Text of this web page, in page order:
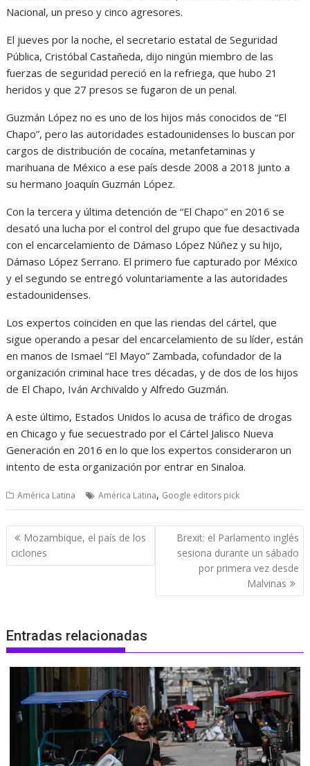
Nacional, un preso y cinco agresores.
El jueves por la noche, el secretario estatal de Seguridad
Pública, Cristóbal Castañeda, dijo ningún miembro de las
fuerzas de seguridad pereció en la refriega, que hubo 21
heridos y que 27 presos se fugaron de un penal.
Guzmán López no es uno de los hijos más conocidos de “El
Chapo”, pero las autoridades estadounidenses lo buscan por
cargos de distribución de cocaína, metanfetaminas y
marihuana de México a ese país desde 2008 a 2018 junto a
su hermano Joaquín Guzmán López.
Con la tercera y última detención de “El Chapo” en 2016 se
desató una lucha por el control del grupo que fue desactivada
con el encarcelamiento de Dámaso López Núñez y su hijo,
Dámaso López Serrano. El primero fue capturado por México
y el segundo se entregó voluntariamente a las autoridades
estadounidenses.
Los expertos coinciden en que las riendas del cártel, que
sigue operando a pesar del encarcelamiento de su líder, están
en manos de Ismael “El Mayo” Zambada, cofundador de la
organización criminal hace tres décadas, y de dos de los hijos
de El Chapo, Iván Archivaldo y Alfredo Guzmán.
A este último, Estados Unidos lo acusa de tráfico de drogas
en Chicago y fue secuestrado por el Cártel Jalisco Nueva
Generación en 2016 en lo que los expertos consideraron un
intento de esta organización por entrar en Sinaloa.
América Latina América Latina, Google editors pick
Navegación
de
entradas
Mozambique, el país de los
ciclones
Brexit: el Parlamento inglés
sesiona durante un sábado
por primera vez desde
Malvinas
Entradas relacionadas